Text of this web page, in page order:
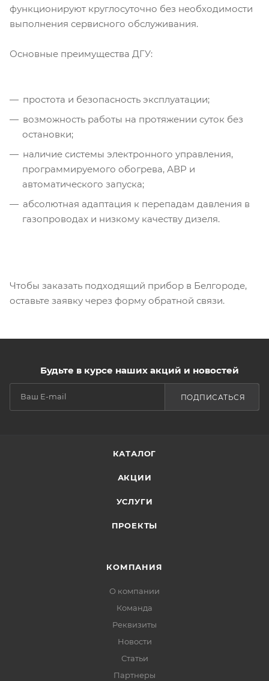
функционируют круглосуточно без необходимости
выполнения сервисного обслуживания.
Основные преимущества ДГУ:
простота и безопасность эксплуатации;
возможность работы на протяжении суток без
остановки;
наличие системы электронного управления,
программируемого обогрева, АВР и
автоматического запуска;
абсолютная адаптация к перепадам давления в
газопроводах и низкому качеству дизеля.
Чтобы заказать подходящий прибор в Белгороде,
оставьте заявку через форму обратной связи.
Будьте в курсе наших акций и новостей
ПОДПИСАТЬСЯ
КАТАЛОГ
АКЦИИ
УСЛУГИ
ПРОЕКТЫ
КОМПАНИЯ
О компании
Команда
Реквизиты
Новости
Статьи
Партнеры